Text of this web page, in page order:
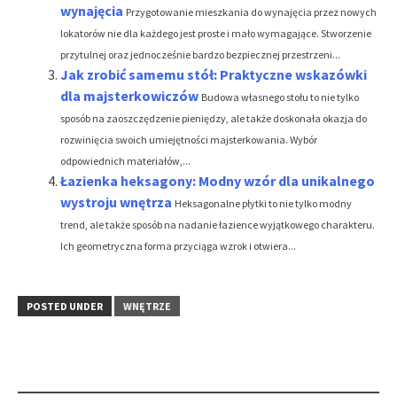
wynajęcia Przygotowanie mieszkania do wynajęcia przez nowych
lokatorów nie dla każdego jest proste i mało wymagające. Stworzenie
przytulnej oraz jednocześnie bardzo bezpiecznej przestrzeni...
Jak zrobić samemu stół: Praktyczne wskazówki
dla majsterkowiczów Budowa własnego stołu to nie tylko
sposób na zaoszczędzenie pieniędzy, ale także doskonała okazja do
rozwinięcia swoich umiejętności majsterkowania. Wybór
odpowiednich materiałów,...
Łazienka heksagony: Modny wzór dla unikalnego
wystroju wnętrza Heksagonalne płytki to nie tylko modny
trend, ale także sposób na nadanie łazience wyjątkowego charakteru.
Ich geometryczna forma przyciąga wzrok i otwiera...
POSTED UNDER WNĘTRZE